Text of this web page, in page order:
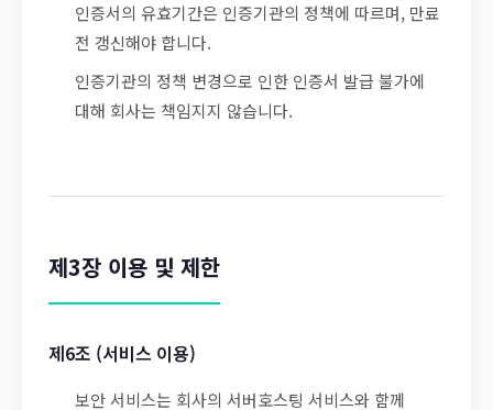
인증서의 유효기간은 인증기관의 정책에 따르며, 만료
전 갱신해야 합니다.
인증기관의 정책 변경으로 인한 인증서 발급 불가에
대해 회사는 책임지지 않습니다.
제3장 이용 및 제한
제6조 (서비스 이용)
보안 서비스는 회사의 서버호스팅 서비스와 함께